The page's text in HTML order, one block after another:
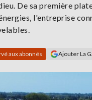
De sa première
l'entreprise
aux abonnés Ajouter La